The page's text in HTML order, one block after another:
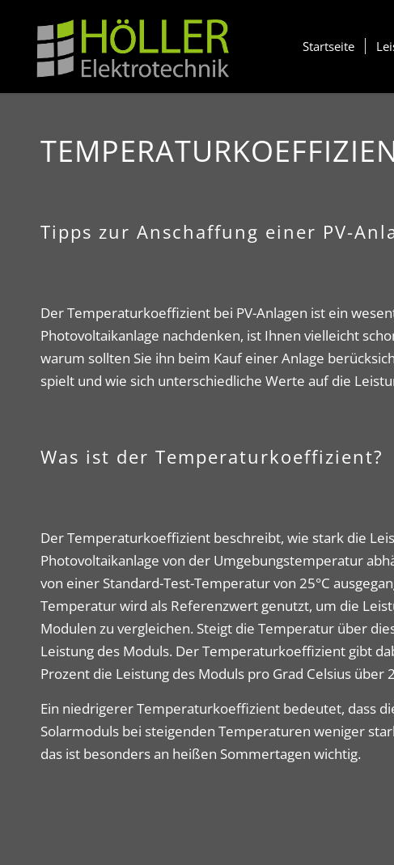
Startseite
Tipps zur Anschaffung einer PV-
Der Temperaturkoeffizient bei PV-Anlagen ist ein
Photovoltaikanlage nachdenken, ist Ihnen vielleicht
warum sollten Sie ihn beim Kauf einer Anlage
spielt und wie sich unterschiedliche Werte auf die
Was ist der Temperaturkoeffizient?
Der Temperaturkoeffizient beschreibt, wie stark die
Photovoltaikanlage von der Umgebungstemperatur
von einer Standard-Test-Temperatur von 25°C
Temperatur wird als Referenzwert genutzt, um die
Modulen zu vergleichen. Steigt die Temperatur über
Leistung des Moduls. Der Temperaturkoeffizient gibt
Prozent die Leistung des Moduls pro Grad Celsius über
Ein niedrigerer Temperaturkoeffizient bedeutet, dass
Solarmoduls bei steigenden Temperaturen weniger
das ist besonders an heißen Sommertagen wichtig.